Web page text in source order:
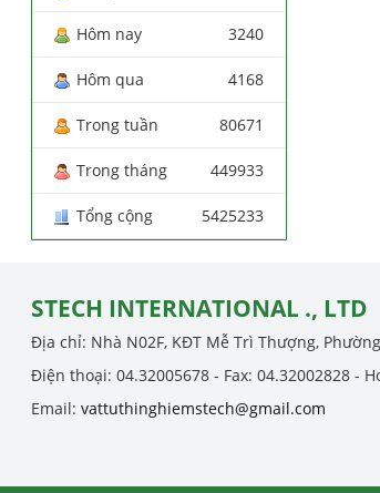
Hôm nay 3240
Hôm qua 4168
Trong tuần 80671
Trong tháng 449933
Tổng cộng 5425233
STECH INTERNATIONAL ., LTD
Địa chỉ: Nhà N02F, KĐT Mễ Trì Thượng,
Điện thoại: 04.32005678 - Fax: 04.32002828 -
Email:vattuthinghiemstech@gmail.com